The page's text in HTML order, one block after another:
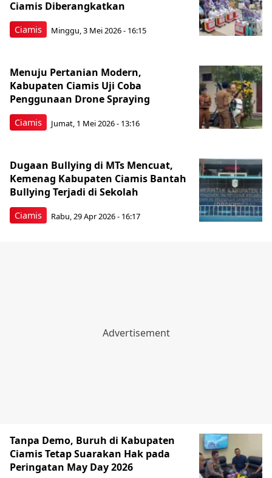
Ciamis
Ciamis Diberangkatkan
Minggu, 3 Mei 2026 - 16:15
Ciamis
Menuju Pertanian Modern,
Kabupaten Ciamis Uji Coba
Penggunaan Drone Spraying
Jumat, 1 Mei 2026 - 13:16
Ciamis
Dugaan Bullying di MTs Mencuat,
Kemenag Kabupaten Ciamis Bantah
Bullying Terjadi di Sekolah
Rabu, 29 Apr 2026 - 16:17
Tanpa Demo, Buruh di Kabupaten
Ciamis Tetap Suarakan Hak pada
Peringatan May Day 2026